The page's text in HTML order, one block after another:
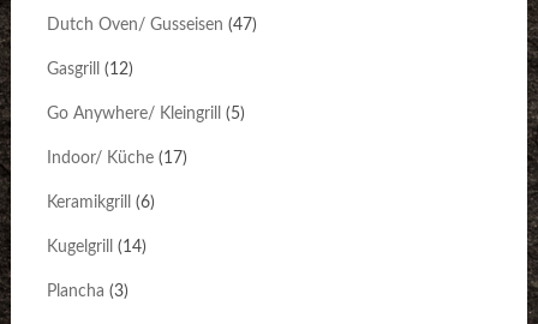
Dutch Oven/ Gusseisen (47)
Gasgrill (12)
Go Anywhere/ Kleingrill (5)
Indoor/ Küche(17)
Keramikgrill (6)
Kugelgrill (14)
Plancha (3)